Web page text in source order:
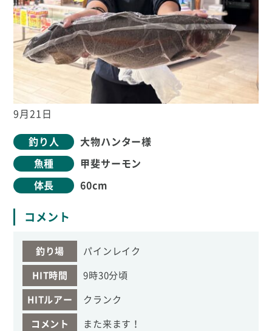
9月21日
釣り人 大物ハンター様
魚種 甲斐サーモン
体長 60cm
コメント
釣り場 パインレイク
HIT時間 9時30分頃
HITルアー クランク
コメント また来ます！